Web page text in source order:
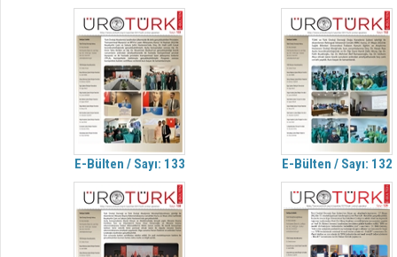
E-Bülten / Sayı: 133 E-Bülten / Sayı: 132